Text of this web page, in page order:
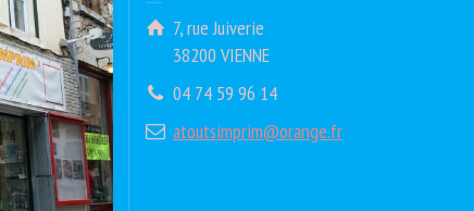
7, rue Juiverie
38200 VIENNE
04 74 59 96 14
atoutsimprim@orange.fr